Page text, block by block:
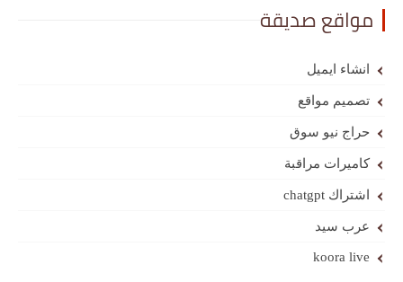
مواقع صديقة
انشاء ايميل
تصميم مواقع
حراج نيو سوق
كاميرات مراقبة
اشتراك chatgpt
عرب سيد
koora live